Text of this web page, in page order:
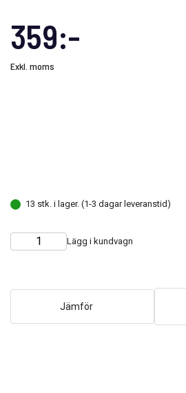
359:-
Exkl. moms
13 stk. i lager. (1-3 dagar leveranstid)
Choose
Quantity Lägg i kundvagn
Jämför